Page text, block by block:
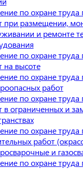
по охране
при размещении,
и ремонте
по охране
на высоте
по охране
работ
по охране
в ограниченных и
по охране
работ
и
по охране